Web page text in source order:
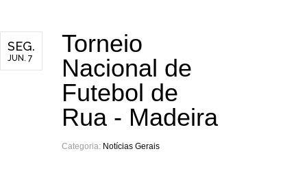
SEG.
JUN. 7
Torneio
Nacional de
Futebol de
Rua - Madeira
Categoria: Notícias Gerais